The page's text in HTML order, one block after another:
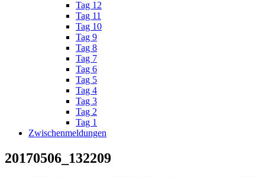
Tag 12
Tag 11
Tag 10
Tag 9
Tag 8
Tag 7
Tag 6
Tag 5
Tag 4
Tag 3
Tag 2
Tag 1
Zwischenmeldungen
20170506_132209